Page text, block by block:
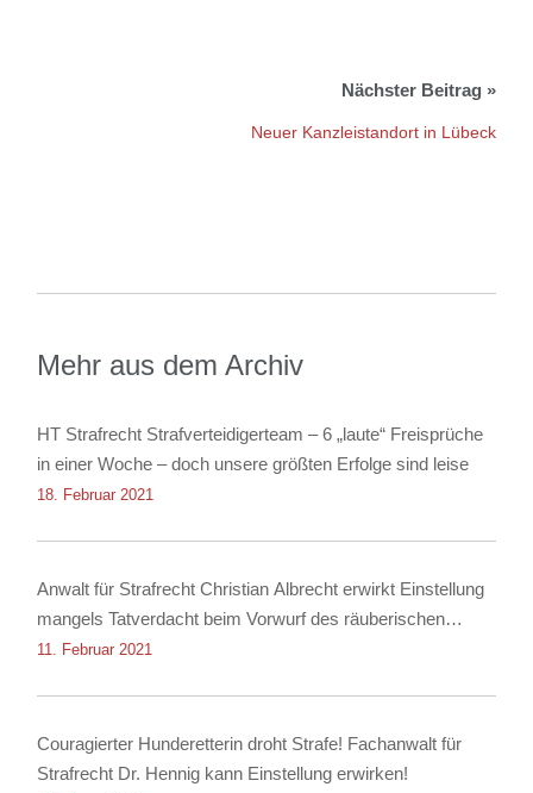
Neuer Kanzleistandort in Lübeck
Mehr aus dem Archiv
HT Strafrecht Strafverteidigerteam – 6 „laute“ Freisprüche
in einer Woche – doch unsere größten Erfolge sind leise
18. Februar 2021
Anwalt für Strafrecht Christian Albrecht erwirkt Einstellung
mangels Tatverdacht beim Vorwurf des räuberischen
Diebstahls sowie der Körperverletzung
11. Februar 2021
Couragierter Hunderetterin droht Strafe! Fachanwalt für
Strafrecht Dr. Hennig kann Einstellung erwirken!